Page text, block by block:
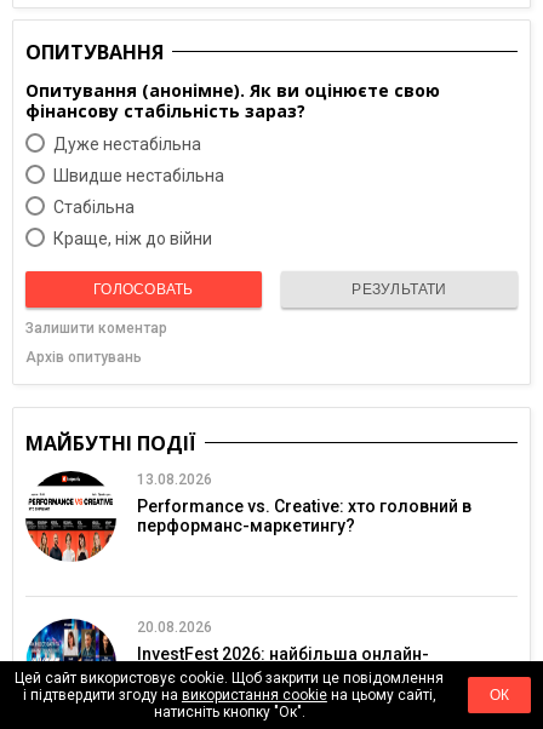
ОПИТУВАННЯ
Опитування (анонімне). Як ви оцінюєте свою
фінансову стабільність зараз?
Дуже нестабільна
Швидше нестабільна
Cтабільна
Краще, ніж до війни
ГОЛОСОВАТЬ РЕЗУЛЬТАТИ
Залишити коментар
Архів опитувань
МАЙБУТНІ ПОДІЇ
13.08.2026
Performance vs. Creative: хто головний в
перформанс-маркетингу?
20.08.2026
InvestFest 2026: найбільша онлайн-
конференція про інвестиції
Цей сайт використовує cookie. Щоб закрити це повідомлення
і підтвердити згоду на використання cookieна цьому сайті,
натисніть кнопку "Ок".
ОК